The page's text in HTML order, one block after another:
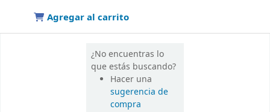
Agregar al carrito
¿No encuentras lo
que estás buscando?
Hacer una
sugerencia de
compra